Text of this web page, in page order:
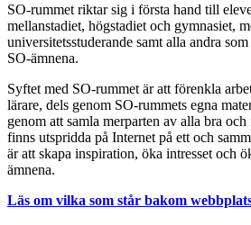
SO-rummet riktar sig i första hand till
mellanstadiet, högstadiet och gymnasiet,
universitetsstuderande samt alla andra
SO-ämnena.
Syftet med SO-rummet är att förenkla
lärare, dels genom SO-rummets egna
genom att samla merparten av alla bra
finns utspridda på Internet på ett och
är att skapa inspiration, öka intresset och
ämnena.
Läs om vilka som står bakom